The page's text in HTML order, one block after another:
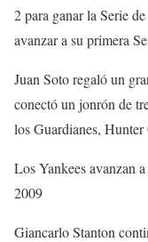
2 para ganar la Serie
avanzar a su primera
Juan Soto regaló un
conectó un jonrón de
los Guardianes, Hunter
Los Yankees avanzan
2009
Giancarlo Stanton